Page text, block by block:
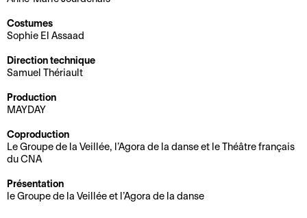
r
o
x
i
i
t
é
D
e
v
p
e
e
t
A
L
e
G
r
o
a
i
t
s
G
r
o
u
p
e
s
A
r
i
t
e
s
e
n
r
é
e
t
c
e
s
s
o
i
r
e
r
e
p
r
o
j
e
t
S
Costumes
Sophie El Assaad
Direction technique
Samuel Thériault
Production
MAYDAY
Coproduction
Le Groupe de la Veillée, l’Agora de la danse et le Théâtre français
du CNA
Présentation
le Groupe de la Veillée et l’Agora de la danse